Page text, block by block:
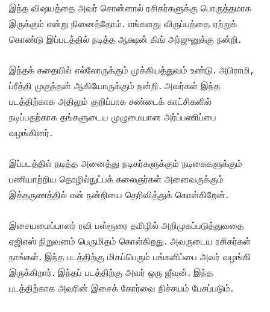
இந்த விஷயத்தை அவர் சொன்னால் ரசிகர்களுக்கு பொருத்தமாக
இருக்கும் என்று நினைத்தோம். எங்களது விருப்பத்தை ஏற்றுக்
கொண்டு இப்படத்தில் நடித்த ஆக்ஷன் கிங் அர்ஜுனுக்கு நன்றி.
இந்தக் கதையில் எல்லோருக்கும் முக்கியத்துவம் உண்டு. அபிராமி,
ப்ரீத்தி முகுந்தன் ஆகியோருக்கும் நன்றி. அவர்கள் இந்த
படத்திற்காக அதிலும் குறிப்பாக சண்டைக் காட்சிகளில்
நடிப்பதற்காக தங்களுடைய முழுமையான அர்ப்பணிப்பை
வழங்கினர்.
இப்படத்தில் நடித்த அனைத்து நடிகர்களுக்கும் நடிகைகளுக்கும்
பணியாற்றிய தொழில்நுட்பக் கலைஞர்கள் அனைவருக்கும்
இத்தருணத்தில் என் நன்றியை தெரிவித்துக் கொள்கிறேன்.
இசையமைப்பாளர் ரவி பஸ்ரூரை தமிழில் அறிமுகப்படுத்துவதை
ஏஜிஎஸ் நிறுவனம் பெருமிதம் கொள்கிறது. அவருடைய ரசிகர்கள்
நாங்கள். இந்த படத்திற்கு மிகப்பெரும் பங்களிப்பை அவர் வழங்கி
இருக்கிறார். இந்தப் படத்திற்கு அவர் ஒரு ஜீவன். இந்த
படத்திற்காக அவரின் இசைக் கோர்வை நிச்சயம் பேசப்படும்.